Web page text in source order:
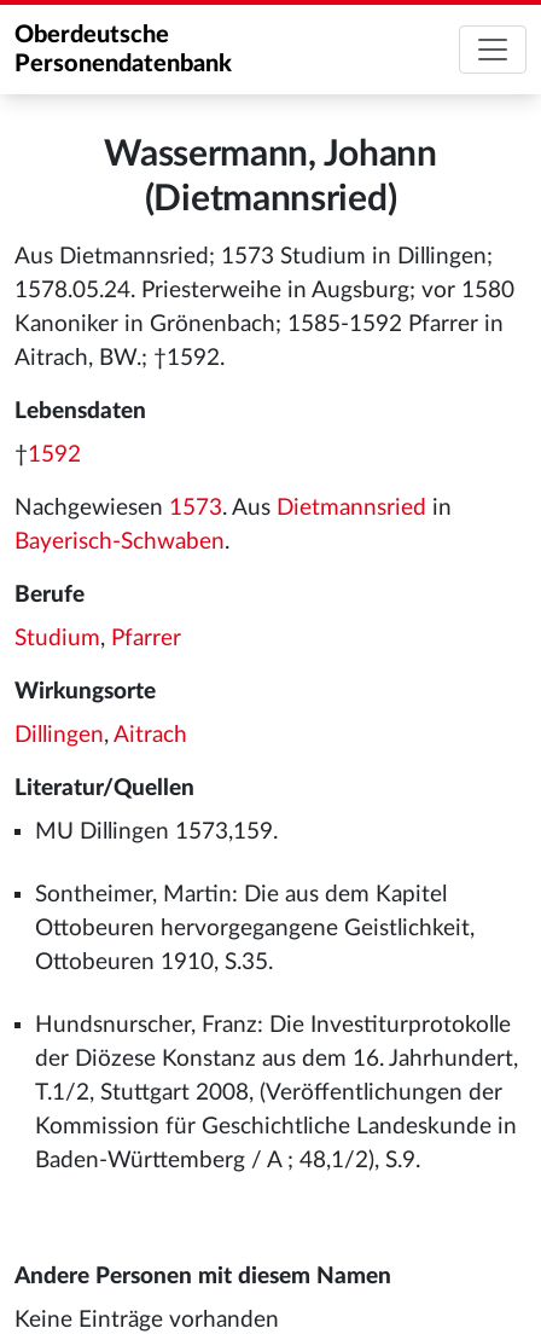
Oberdeutsche
Personendatenbank
Wassermann, Johann
(Dietmannsried)
Aus Dietmannsried; 1573 Studium in Dillingen;
1578.05.24. Priesterweihe in Augsburg; vor 1580
Kanoniker in Grönenbach; 1585-1592 Pfarrer in
Aitrach, BW.; †1592.
Lebensdaten
†1592
Nachgewiesen 1573. Aus Dietmannsried in
Bayerisch-Schwaben.
Berufe
Studium, Pfarrer
Wirkungsorte
Dillingen, Aitrach
Literatur/Quellen
MU Dillingen 1573,159.
Sontheimer, Martin: Die aus dem Kapitel
Ottobeuren hervorgegangene Geistlichkeit,
Ottobeuren 1910, S.35.
Hundsnurscher, Franz: Die Investiturprotokolle
der Diözese Konstanz aus dem 16. Jahrhundert,
T.1/2, Stuttgart 2008, (Veröffentlichungen der
Kommission für Geschichtliche Landeskunde in
Baden-Württemberg / A ; 48,1/2), S.9.
Andere Personen mit diesem Namen
Keine Einträge vorhanden